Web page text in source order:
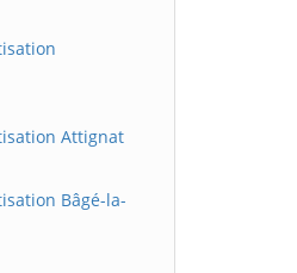
Attignat
Bâgé-la-